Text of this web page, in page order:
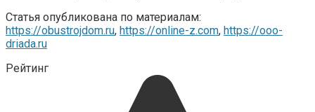
Статья опубликована по материалам:
https://obustrojdom.ru, https://online-z.com, https://ooo-
driada.ru
Рейтинг